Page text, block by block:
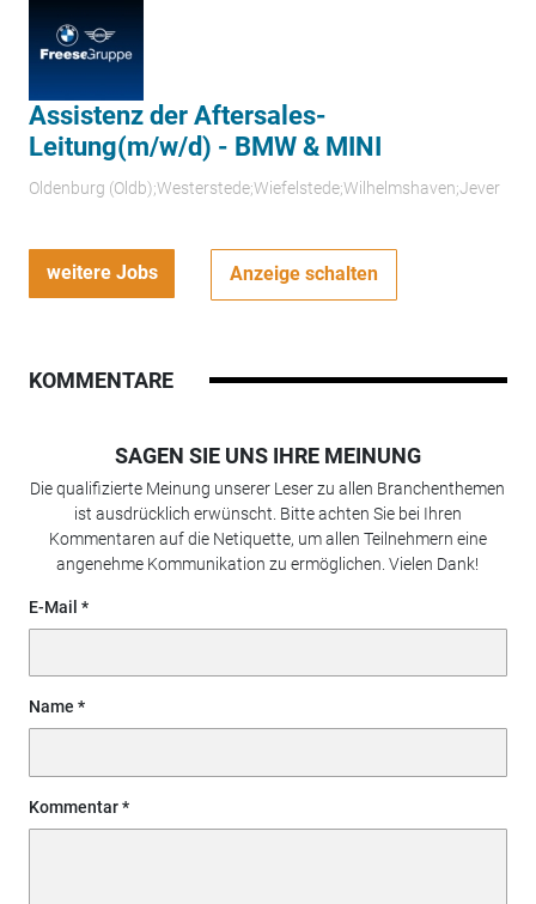
Assistenz der Aftersales-
Leitung(m/w/d) - BMW & MINI
Oldenburg (Oldb);Westerstede;Wiefelstede;Wilhelmshaven;Jever
weitere Jobs Anzeige schalten
KOMMENTARE
SAGEN SIE UNS IHRE MEINUNG
Die qualifizierte Meinung unserer Leser zu allen Branchenthemen
ist ausdrücklich erwünscht. Bitte achten Sie bei Ihren
Kommentaren auf die Netiquette, um allen Teilnehmern eine
angenehme Kommunikation zu ermöglichen. Vielen Dank!
E-Mail
Name
Kommentar